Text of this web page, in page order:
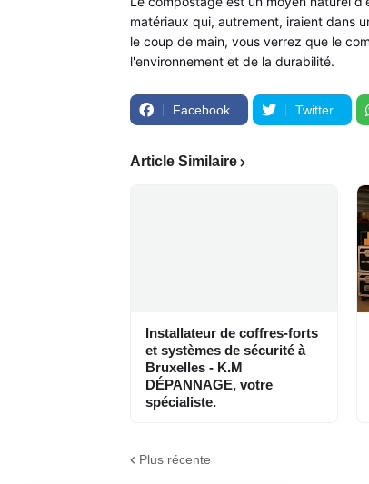
matériaux qui, autrement, iraient dans
le coup de main, vous verrez que le
l'environnement et de la durabilité.
Facebook Twitter
Article Similaire
Installateur de coffres-forts
et systèmes de sécurité à
Bruxelles - K.M
DÉPANNAGE, votre
spécialiste.
Plus récente